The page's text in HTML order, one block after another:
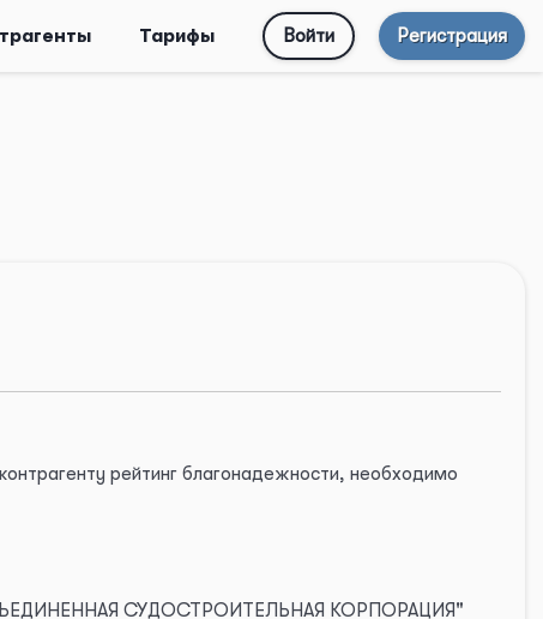
Тарифы Войти Регистрация
рейтинг благонадежности, необходимо
СУДОСТРОИТЕЛЬНАЯ КОРПОРАЦИЯ"